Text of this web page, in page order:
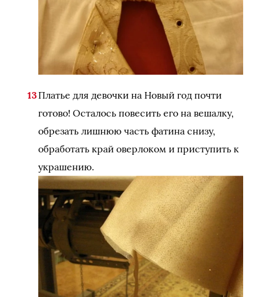
Платье для девочки на Новый год почти
готово! Осталось повесить его на вешалку,
обрезать лишнюю часть фатина снизу,
обработать край оверлоком и приступить к
украшению.